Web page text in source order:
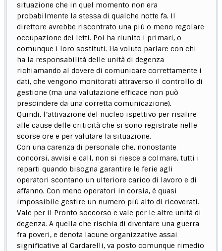
situazione che in quel momento non era
probabilmente la stessa di qualche notte fa. Il
direttore avrebbe riscontrato una più o meno regolare
occupazione dei letti. Poi ha riunito i primari, o
comunque i loro sostituti. Ha voluto parlare con chi
ha la responsabilità delle unità di degenza
richiamando al dovere di comunicare correttamente i
dati, che vengono monitorati attraverso il controllo di
gestione (ma una valutazione efficace non può
prescindere da una corretta comunicazione).
Quindi, l’attivazione del nucleo ispettivo per risalire
alle cause delle criticità che si sono registrate nelle
scorse ore e per valutare la situazione.
Con una carenza di personale che, nonostante
concorsi, avvisi e call, non si riesce a colmare, tutti i
reparti quando bisogna garantire le ferie agli
operatori scontano un ulteriore carico di lavoro e di
affanno. Con meno operatori in corsia, è quasi
impossibile gestire un numero più alto di ricoverati.
Vale per il Pronto soccorso e vale per le altre unità di
degenza. A quella che rischia di diventare una guerra
fra poveri, e denota lacune organizzative assai
significative al Cardarelli, va posto comunque rimedio